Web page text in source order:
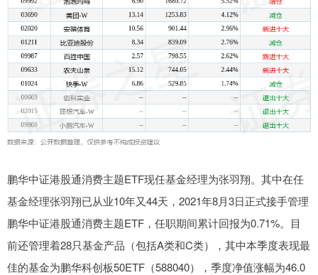
鹏华中证港股通消费主题ETF现任基金经理为张羽翔。其中在任
基金经理张羽翔已从业10年又44天，2021年8月3日正式接手管理
鹏华中证港股通消费主题ETF，任职期间累计回报为0.71%。目
前还管理着28只基金产品（包括A类和C类），其中本季度表现最
佳的基金为鹏华科创板50ETF（588040），季度净值涨幅为46.0